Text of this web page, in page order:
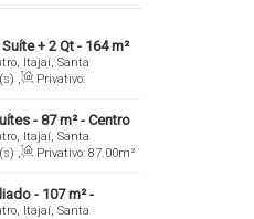
+ 2 Qt - 164 m²
Itajaí, Santa
,
Privativo:
, 2 Vaga(s)
- 87 m² - Centro
Itajaí, Santa
, Privativo: 87.00m²
, Útil: 87.00m²
- 107 m² -
Itajaí, Santa